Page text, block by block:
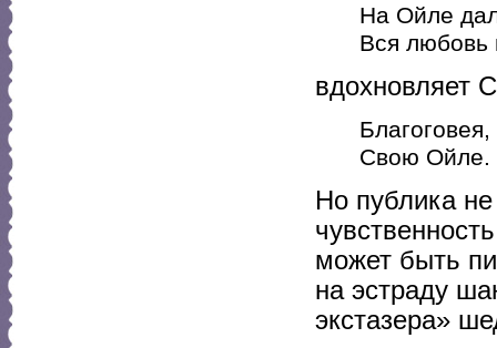
На Ойле
Вся
вдохновляет
Свою Ойле.
Но публика
может быть
на эстраду
экстазера»